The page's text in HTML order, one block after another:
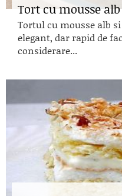
Tort cu mousse
Tortul cu mousse alb
elegant, dar rapid de
considerare...